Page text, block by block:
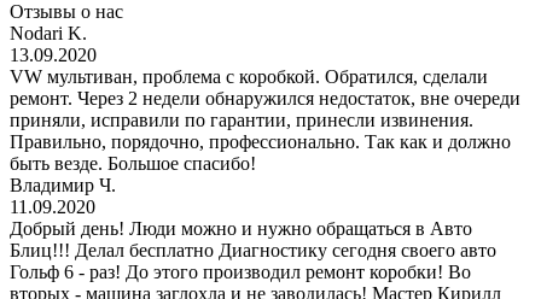
Отзывы о нас
Nodari K.
13.09.2020
VW мультиван, проблема с коробкой. Обратился, сделали
ремонт. Через 2 недели обнаружился недостаток, вне очереди
приняли, исправили по гарантии, принесли извинения.
Правильно, порядочно, профессионально. Так как и должно
быть везде. Большое спасибо!
Владимир Ч.
11.09.2020
Добрый день! Люди можно и нужно обращаться в Авто
Блиц!!! Делал бесплатно Диагностику сегодня своего авто
Гольф 6 - раз! До этого производил ремонт коробки! Во
вторых - машина заглохла и не заводилась! Мастер Кирилл